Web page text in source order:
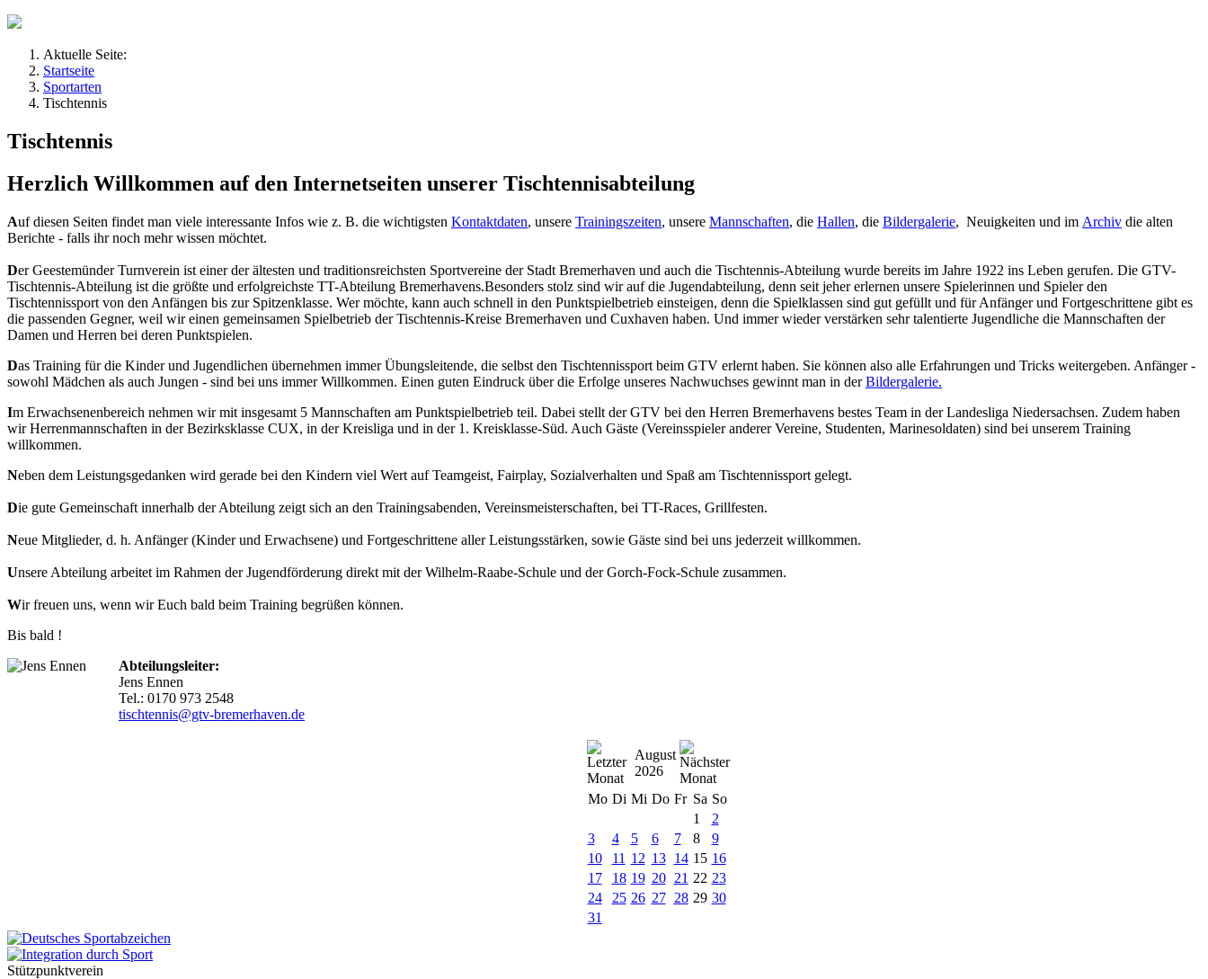
Aktuelle Seite:
Startseite
Sportarten
Tischtennis
Tischtennis
Herzlich Willkommen auf den Internetseiten unserer Tischtennisabteilung
Auf diesen Seiten findet man viele interessante Infos wie z. B. die wichtigsten Kontaktdaten, unsere Trainingszeiten, unsere Mannschaften, die Hallen, die Bildergalerie, Neuigkeiten und im Archiv die alten
Berichte - falls ihr noch mehr wissen möchtet.
Der Geestemünder Turnverein ist einer der ältesten und traditionsreichsten Sportvereine der Stadt Bremerhaven und auch die Tischtennis-Abteilung wurde bereits im Jahre 1922 ins Leben gerufen. Die GTV-
Tischtennis-Abteilung ist die größte und erfolgreichste TT-Abteilung Bremerhavens.Besonders stolz sind wir auf die Jugendabteilung, denn seit jeher erlernen unsere Spielerinnen und Spieler den
Tischtennissport von den Anfängen bis zur Spitzenklasse. Wer möchte, kann auch schnell in den Punktspielbetrieb einsteigen, denn die Spielklassen sind gut gefüllt und für Anfänger und Fortgeschrittene gibt es
die passenden Gegner, weil wir einen gemeinsamen Spielbetrieb der Tischtennis-Kreise Bremerhaven und Cuxhaven haben. Und immer wieder verstärken sehr talentierte Jugendliche die Mannschaften der
Damen und Herren bei deren Punktspielen.
Das Training für die Kinder und Jugendlichen übernehmen immer Übungsleitende, die selbst den Tischtennissport beim GTV erlernt haben. Sie können also alle Erfahrungen und Tricks weitergeben. Anfänger -
sowohl Mädchen als auch Jungen - sind bei uns immer Willkommen. Einen guten Eindruck über die Erfolge unseres Nachwuchses gewinnt man in derBildergalerie.
Im Erwachsenenbereich nehmen wir mit insgesamt 5 Mannschaften am Punktspielbetrieb teil. Dabei stellt der GTV bei den Herren Bremerhavens bestes Team in der Landesliga Niedersachsen. Zudem haben
wir Herrenmannschaften in der Bezirksklasse CUX, in der Kreisliga und in der 1. Kreisklasse-Süd. Auch Gäste (Vereinsspieler anderer Vereine, Studenten, Marinesoldaten) sind bei unserem Training
willkommen.
Neben dem Leistungsgedanken wird gerade bei den Kindern viel Wert auf Teamgeist, Fairplay, Sozialverhalten und Spaß am Tischtennissport gelegt.
Die gute Gemeinschaft innerhalb der Abteilung zeigt sich an den Trainingsabenden, Vereinsmeisterschaften, bei TT-Races, Grillfesten.
Neue Mitglieder, d. h. Anfänger (Kinder und Erwachsene) und Fortgeschrittene aller Leistungsstärken, sowie Gäste sind bei uns jederzeit willkommen.
Unsere Abteilung arbeitet im Rahmen der Jugendförderung direkt mit der Wilhelm-Raabe-Schule und der Gorch-Fock-Schule zusammen.
Wir freuen uns, wenn wir Euch bald beim Training begrüßen können.
Bis bald !
Abteilungsleiter:
Jens Ennen
Tel.: 0170 973 2548
tischtennis@gtv-bremerhaven.de
August
2026
Mo Di Mi Do Fr Sa So
1
2
3
4 5 6 7 8
9
10
11 12 13 14 15 16
17
18 19 20 21 22 23
24
25 26 27 28 29 30
31
Stützpunktverein